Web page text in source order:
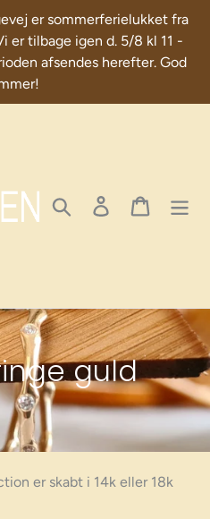
er sommerferielukket fra
er tilbage igen d. 5/8 kl 11 -
afsendes herefter. God
Search Log in Cart
guld
er skabt i 14k eller 18k